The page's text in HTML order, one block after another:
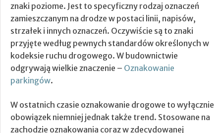
znaki poziome. Jest to specyficzny rodzaj oznaczeń
zamieszczanym na drodze w postaci linii, napisów,
strzałek i innych oznaczeń. Oczywiście są to znaki
przyjęte według pewnych standardów określonych w
kodeksie ruchu drogowego. W budownictwie
odgrywają wielkie znaczenie – Oznakowanie
parkingów.
W ostatnich czasie oznakowanie drogowe to wyłącznie
obowiązek niemniej jednak także trend. Stosowane na
zachodzie oznakowania coraz w zdecydowanej